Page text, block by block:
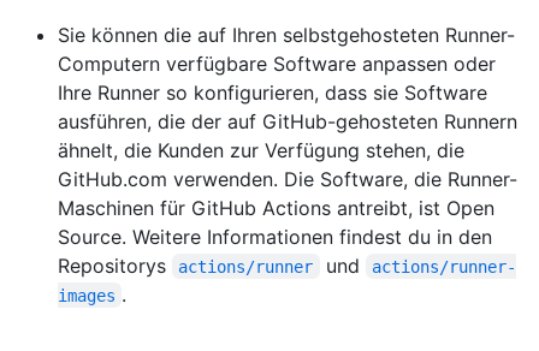
Sie können die auf Ihren selbstgehosteten Runner-
Computern verfügbare Software anpassen oder
Ihre Runner so konfigurieren, dass sie Software
ausführen, die der auf GitHub-gehosteten Runnern
ähnelt, die Kunden zur Verfügung stehen, die
GitHub.com verwenden. Die Software, die Runner-
Maschinen für GitHub Actions antreibt, ist Open
Source. Weitere Informationen findest du in den
Repositorys
actions/runner und
actions/runner-
images .